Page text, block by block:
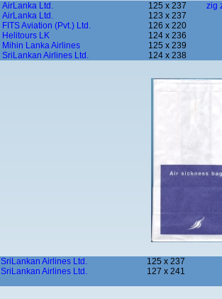
AirLanka Ltd. 125 x 237
zig
AirLanka Ltd.
123 x 237
FITS Aviation (Pvt.) Ltd.
126 x 220
Helitours LK
124 x 236
Mihin Lanka Airlines
125 x 239
SriLankan Airlines Ltd. 124 x 238
SriLankan Airlines Ltd.
125 x 237
SriLankan Airlines Ltd.
127 x 241